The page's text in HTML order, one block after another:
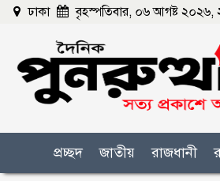
ঢাকা বৃহস্পতিবার, ০৬ আগষ্ট ২০২৬,
প্রচ্ছদ জাতীয় রাজধানী